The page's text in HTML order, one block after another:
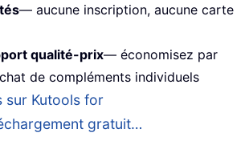
— aucune inscription, aucune carte
qualité-prix— économisez par
de compléments individuels
sur Kutools for
gratuit…